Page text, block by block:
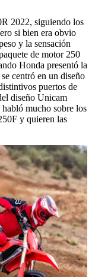
2022, siguiendo los
si bien era obvio
y la sensación
de motor 250
Honda presentó la
centró en un diseño
puertos de
diseño Unicam
mucho sobre los
y quieren las